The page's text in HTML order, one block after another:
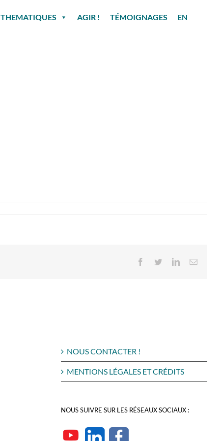
THEMATIQUES AGIR ! TÉMOIGNAGES EN
Facebook
TwitterLinkedInEmail
NOUS CONTACTER !
MENTIONS LÉGALES ET CRÉDITS
NOUS SUIVRE SUR LES RÉSEAUX SOCIAUX :